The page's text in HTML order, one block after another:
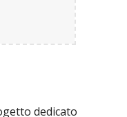
dedicato